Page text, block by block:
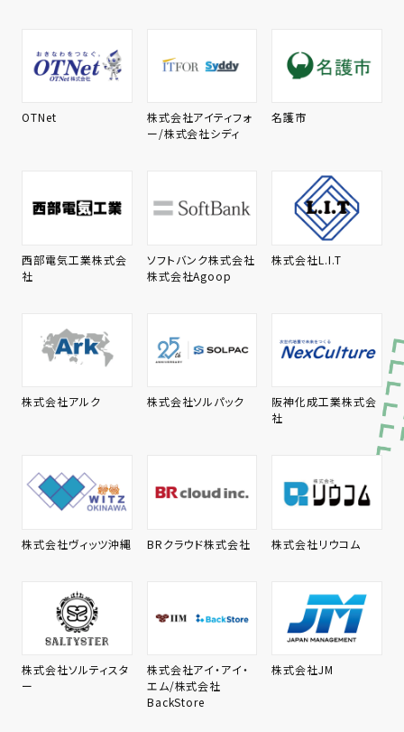
OTNet
株式会社アイティフォ
ー/株式会社シディ
名護市
西部電気工業株式会
社
ソフトバンク株式会社
株式会社Agoop
株式会社L.I.T
株式会社アルク 株式会社ソルパック
阪神化成工業株式会
社
株式会社ヴィッツ沖縄 BRクラウド株式会社 株式会社リウコム
株式会社ソルティスタ
ー
株式会社アイ・アイ・
エム/株式会社
BackStore
株式会社JM